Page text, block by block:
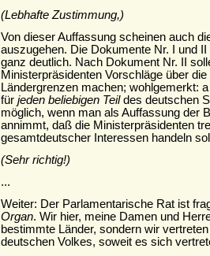
(Lebhafte Zustimmung,)
Von dieser Auffassung scheinen auch
auszugehen. Die Dokumente Nr. I und
ganz deutlich. Nach Dokument Nr. II
Ministerpräsidenten Vorschläge über
Ländergrenzen machen; wohlgemerkt:
fürjeden beliebigen Teildes deutschen
möglich, wenn man als Auffassung der
annimmt, daß die Ministerpräsidenten
gesamtdeutscher Interessen handeln
(Sehr richtig!)
...
Weiter: Der Parlamentarische Rat ist
Organ. Wir hier, meine Damen und
bestimmte Länder, sondern wir
deutschen Volkes, soweit es sich